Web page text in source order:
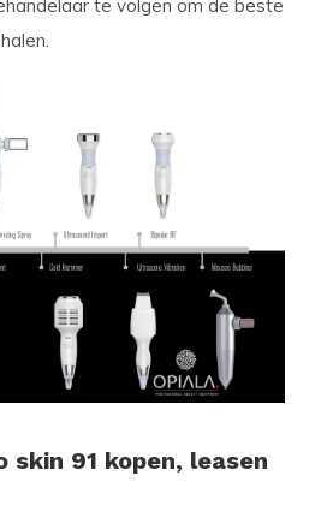
te volgen om de beste
skin 91 kopen, leasen